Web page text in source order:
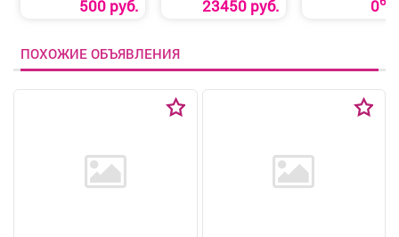
500 руб. 23450 руб. 0
ПОХОЖИЕ ОБЪЯВЛЕНИЯ